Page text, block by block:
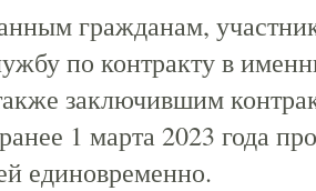
гражданам,
по контракту в
заключившим
1 марта 2023 года
единовременно.